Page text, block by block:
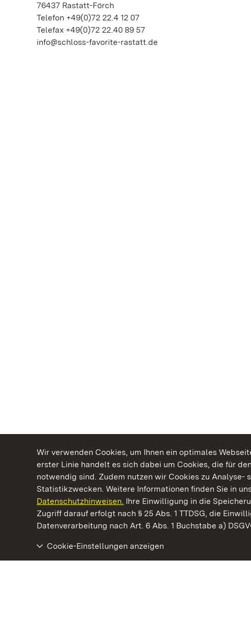
Wir verwenden Cookies, um Ihnen ein optimales
erster Linie handelt es sich dabei um Cookies, die für
notwendig sind. Zudem nutzen wir Cookies zu Analyse-
Statistikzwecken. Weitere Informationen finden Sie in
Datenschutzhinweisen. Ihre Einwilligung in die
Zugriff darauf erfolgt nach § 25 Abs. 1 TTDSG, die
Datenverarbeitung nach Art. 6 Abs. 1 Buchstabe a)
Cookie-Einstellungen anzeigen
76437 Rastatt-Förch
Telefon +49(0)72 22.4 12 07
Telefax +49(0)72 22.40 89 57
info@schloss-favorite-rastatt.de
Kommen. Staunen. Genießen.